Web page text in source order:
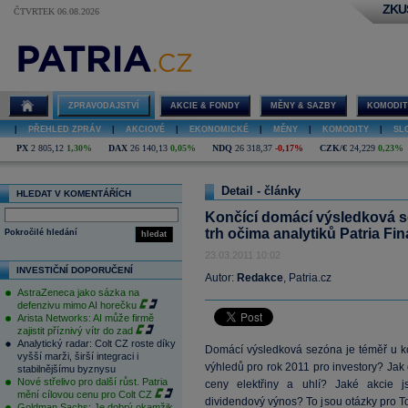
ČTVRTEK 06.08.2026
ZPRAVODAJSTVÍ AKCIE & FONDY MĚNY & SAZBY
PŘEHLED ZPRÁV AKCIOVÉ EKONOMICKÉ MĚNY KOMODITY
PX 2 805,12 1,30% DAX 26 140,13 0,05% NDQ 26 318,37 -0,17% CZK/€ 24,229 0,23%
HLEDAT V KOMENTÁŘÍCH
hledat
Pokročilé hledání
INVESTIČNÍ DOPORUČENÍ
AstraZeneca jako sázka na
defenzivu mimo AI horečku
Arista Networks: AI může firmě
zajistit příznivý vítr do zad
Analytický radar: Colt CZ roste díky
vyšší marži, širší integraci i
stabilnějšímu byznysu
Nové střelivo pro další růst. Patria
mění cílovou cenu pro Colt CZ
Detail - články
Končící domácí výsledková
trh očima analytiků Patria
23.03.2011 10:02
Autor: Redakce, Patria.cz
Domácí výsledková sezóna je téměř u
výhledů pro rok 2011 pro investory?
ceny elektřiny a uhlí? Jaké akcie
dividendový výnos? To jsou otázky pro